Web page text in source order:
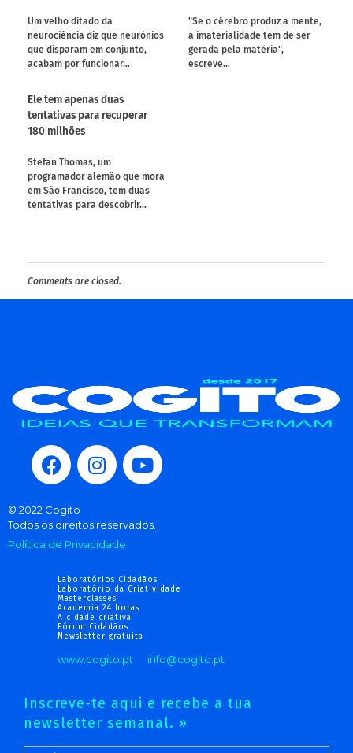
Um velho ditado da
neurociência diz que neurónios
que disparam em conjunto,
acabam por funcionar…
"Se o cérebro produz a mente,
a imaterialidade tem de ser
gerada pela matéria",
escreve…
Ele tem apenas duas
tentativas para recuperar
180 milhões
Stefan Thomas, um
programador alemão que mora
em São Francisco, tem duas
tentativas para descobrir…
Comments are closed.
© 2022 Cogito
Todos os direitos reservados.
Política de Privacidade
Laboratórios Cidadãos
Laboratório da Criatividade
Masterclasses
Academia 24 horas
A cidade criativa
Fórum Cidadãos
Newsletter gratuita
www.cogito.pt info@cogito.pt
Inscreve-te aqui e recebe a tua
newsletter semanal. »